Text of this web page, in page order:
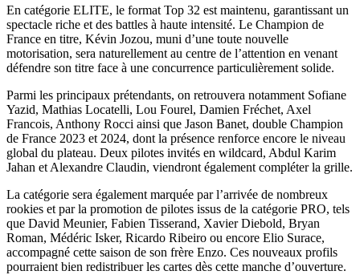
En catégorie ELITE, le format Top 32 est maintenu, garantissant un
spectacle riche et des battles à haute intensité. Le Champion de
France en titre, Kévin Jozou, muni d’une toute nouvelle
motorisation, sera naturellement au centre de l’attention en venant
défendre son titre face à une concurrence particulièrement solide.
Parmi les principaux prétendants, on retrouvera notamment Sofiane
Yazid, Mathias Locatelli, Lou Fourel, Damien Fréchet, Axel
Francois, Anthony Rocci ainsi que Jason Banet, double Champion
de France 2023 et 2024, dont la présence renforce encore le niveau
global du plateau. Deux pilotes invités en wildcard, Abdul Karim
Jahan et Alexandre Claudin, viendront également compléter la grille.
La catégorie sera également marquée par l’arrivée de nombreux
rookies et par la promotion de pilotes issus de la catégorie PRO, tels
que David Meunier, Fabien Tisserand, Xavier Diebold, Bryan
Roman, Médéric Isker, Ricardo Ribeiro ou encore Elio Surace,
accompagné cette saison de son frère Enzo. Ces nouveaux profils
pourraient bien redistribuer les cartes dès cette manche d’ouverture.